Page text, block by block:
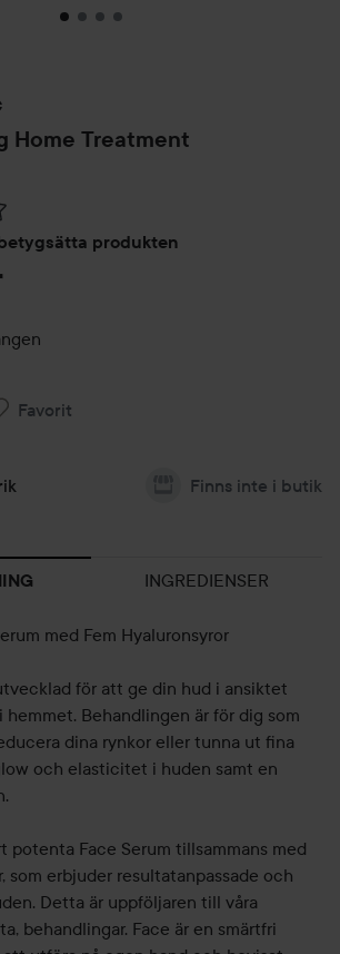
Home Treatment
produkten
Favorit
Finns inte i butik
INGREDIENSER
med Fem Hyaluronsyror
för att ge din hud i ansiktet
hemmet. Behandlingen är för dig som
dina rynkor eller tunna ut fina
och elasticitet i huden samt en
potenta Face Serum tillsammans med
som erbjuder resultatanpassade och
Detta är uppföljaren till våra
behandlingar. Face är en smärtfri